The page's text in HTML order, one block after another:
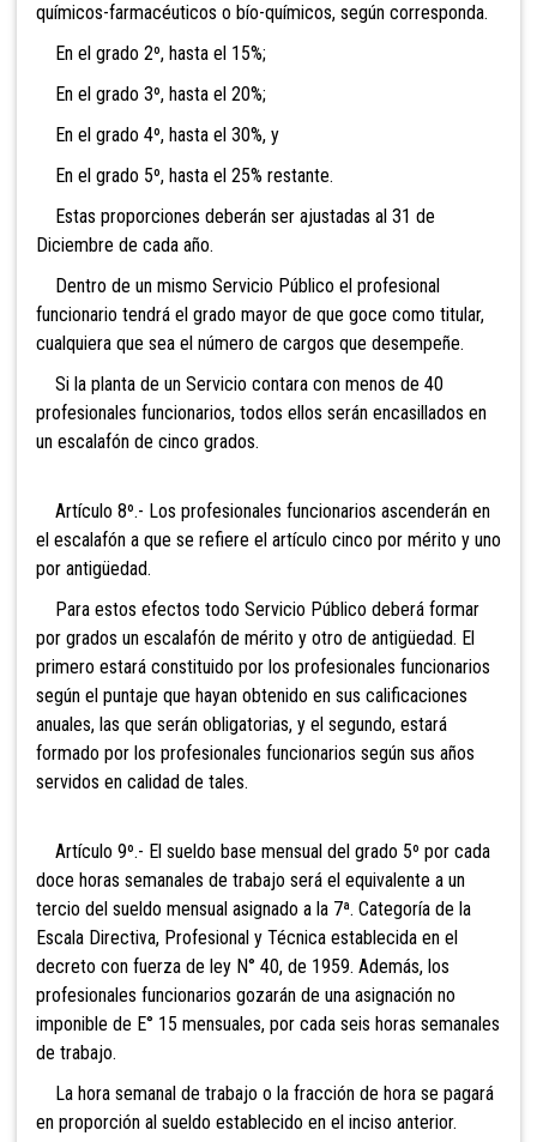
químicos-farmacéuticos o bío-químicos, según corresponda.
En el grado 2º, hasta el 15%;
En el grado 3º, hasta el 20%;
En el grado 4º, hasta el 30%, y
En el grado 5º, hasta el 25% restante.
Estas proporciones deberán ser ajustadas al 31 de
Diciembre de cada año.
Dentro de un mismo Servicio Público el profesional
funcionario tendrá el grado mayor de que goce como titular,
cualquiera que sea el número de cargos que desempeñe.
Si la planta de un Servicio contara con menos de 40
profesionales funcionarios, todos ellos serán encasillados en
un escalafón de cinco grados.
Artículo 8º.- Los profesionales funcionarios ascenderán en
el escalafón a que se refiere el artículo cinco por mérito y uno
por antigüedad.
Para estos efectos todo Servicio Público deberá formar
por grados un escalafón de mérito y otro de antigüedad. El
primero estará constituido por los profesionales funcionarios
según el puntaje que hayan obtenido en sus calificaciones
anuales, las que serán obligatorias, y el segundo, estará
formado por los profesionales funcionarios según sus años
servidos en calidad de tales.
Artículo 9º.- El sueldo base mensual del grado 5º por cada
doce horas semanales de trabajo será el equivalente a un
tercio del sueldo mensual asignado a la 7ª. Categoría de la
Escala Directiva, Profesional y Técnica establecida en el
decreto con fuerza de ley N° 40, de 1959. Además, los
profesionales funcionarios gozarán de una asignación no
imponible de E° 15 mensuales, por cada seis horas semanales
de trabajo.
La hora semanal de trabajo o la fracción de hora se pagará
en proporción al sueldo establecido en el inciso anterior.